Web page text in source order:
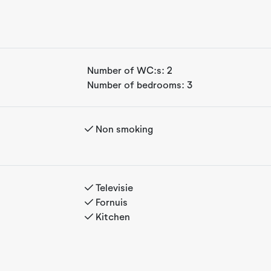
hoge plafonds, wat een
is er voldoende ruimte
Number of WC:s: 2
Number of bedrooms: 3
Non smoking
Televisie
Fornuis
Kitchen